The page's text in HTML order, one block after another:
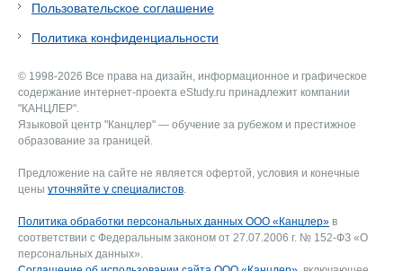
Пользовательское соглашение
Политика конфиденциальности
© 1998-2026 Все права на дизайн, информационное и графическое
содержание интернет-проекта eStudy.ru принадлежит компании
"КАНЦЛЕР".
Языковой центр "Канцлер" — обучение за рубежом и престижное
образование за границей.
Предложение на сайте не является офертой, условия и конечные
цены уточняйте у специалистов.
Политика обработки персональных данных ООО «Канцлер» в
соответствии с Федеральным законом от 27.07.2006 г. № 152-ФЗ «О
персональных данных».